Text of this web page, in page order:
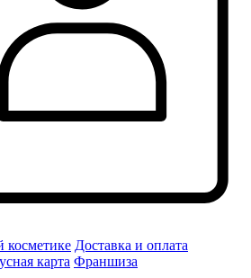
Доставка и оплата
карта Франшиза